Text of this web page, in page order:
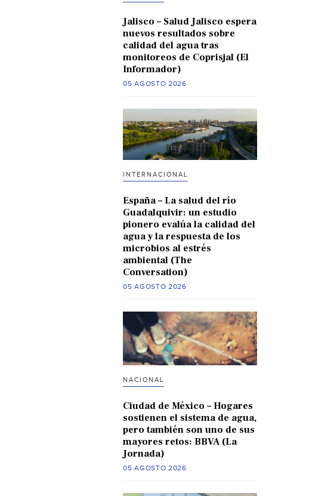
Jalisco – Salud Jalisco espera
nuevos resultados sobre
calidad del agua tras
monitoreos de Coprisjal (El
Informador)
05 AGOSTO 2026
INTERNACIONAL
España – La salud del río
Guadalquivir: un estudio
pionero evalúa la calidad del
agua y la respuesta de los
microbios al estrés
ambiental (The
Conversation)
05 AGOSTO 2026
NACIONAL
Ciudad de México – Hogares
sostienen el sistema de agua,
pero también son uno de sus
mayores retos: BBVA (La
Jornada)
05 AGOSTO 2026